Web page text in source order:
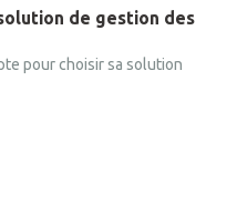
de gestion des
pour choisir sa solution